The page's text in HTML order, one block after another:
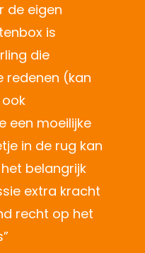
de eigen
is
die
redenen (kan
een moeilijke
in de rug kan
belangrijk
extra kracht
recht op het